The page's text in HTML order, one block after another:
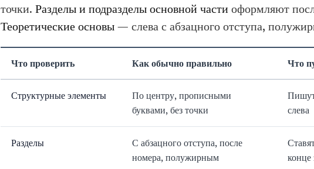
точки. Разделы и подразделы основной частиоформляют
Теоретические основы— слева с абзацного отступа,
Что проверить Как обычно правильно Что
Структурные элементы
По центру, прописными
буквами, без точки
слева
Разделы
С абзацного отступа, после
номера, полужирным
конце